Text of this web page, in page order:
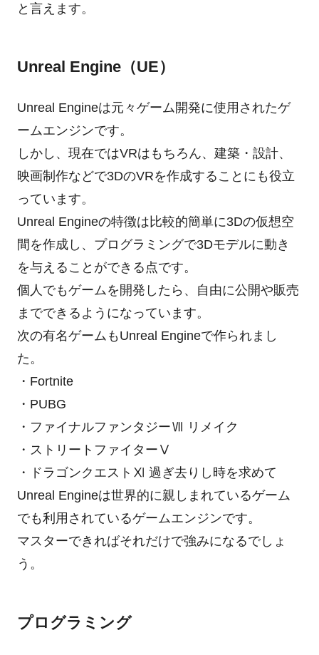
と言えます。
Unreal Engine（UE）
Unreal Engineは元々ゲーム開発に使用されたゲ
ームエンジンです。
しかし、現在ではVRはもちろん、建築・設計、
映画制作などで3DのVRを作成することにも役立
っています。
Unreal Engineの特徴は比較的簡単に3Dの仮想空
間を作成し、プログラミングで3Dモデルに動き
を与えることができる点です。
個人でもゲームを開発したら、自由に公開や販売
までできるようになっています。
次の有名ゲームもUnreal Engineで作られまし
た。
・Fortnite
・PUBG
・ファイナルファンタジーⅦ リメイク
・ストリートファイターⅤ
・ドラゴンクエストⅪ 過ぎ去りし時を求めて
Unreal Engineは世界的に親しまれているゲーム
でも利用されているゲームエンジンです。
マスターできればそれだけで強みになるでしょ
う。
プログラミング